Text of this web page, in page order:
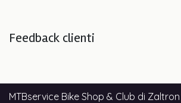
Feedback clienti
MTBservice Bike Shop & Club di